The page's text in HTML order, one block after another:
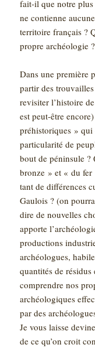
fait-il que notre
ne contienne
territoire français ?
propre archéologie ?
Dans une première
partir des
revisiter l’histoire
est peut-être
préhistoriques »
particularité de
bout de péninsule ?
bronze » et « du
tant de différences
Gaulois ? (on
dire de nouvelles
apporte
productions
archéologues,
quantités de
comprendre nos
archéologiques
par des
Je vous laisse
de ce qu’on croit